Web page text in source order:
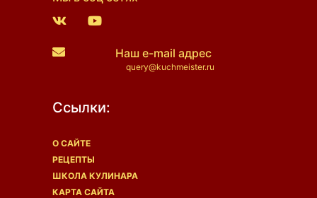
Наш e-mail адрес
query@kuchmeister.ru
Ссылки:
О САЙТЕ
РЕЦЕПТЫ
ШКОЛА КУЛИНАРА
КАРТА САЙТА